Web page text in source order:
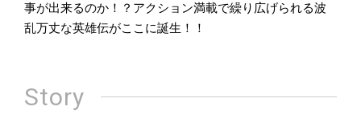
事が出来るのか！？アクション満載で繰り広げられる波
乱万丈な英雄伝がここに誕生！！
Story